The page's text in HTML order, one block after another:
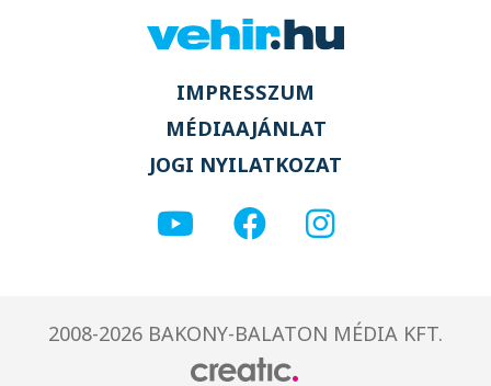
IMPRESSZUM
MÉDIAAJÁNLAT
JOGI NYILATKOZAT
2008-2026 BAKONY-BALATON MÉDIA KFT.